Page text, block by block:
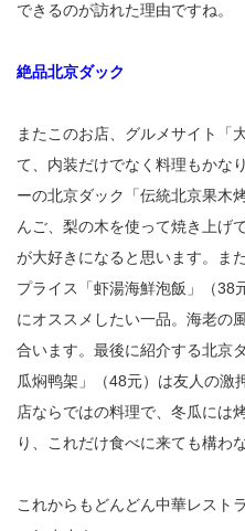
できるのが訪れた理由ですね。
絶品北京ダック
またこのお店、グルメサイト「
て、内装だけでなく料理もかな
ーの北京ダック「伝統北京果木
んご、梨の木を使って焼き上げ
が大好きになると思います。ま
プライス「虾湯海鮮泡飯」（38
にオススメしたい一品。海老の
合います。最後に紹介する北京
瓜焖鸭架」（48元）は友人の激
店ならではの料理で、冬瓜には
り、これだけ食べに来ても構わ
これからもどんどん中華レスト